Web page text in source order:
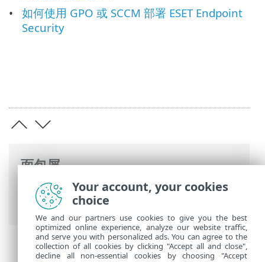
面包屑
ESET 联机帮助>ESET Endpoint Security>
远程管理端点的文档
如何使用 GPO 或 SCCM 部署 ESET Endpoint
Security
Your account, your cookies
choice
We and our partners use cookies to give you the best
optimized online experience, analyze our website traffic,
and serve you with personalized ads. You can agree to the
collection of all cookies by clicking "Accept all and close",
decline all non-essential cookies by choosing "Accept